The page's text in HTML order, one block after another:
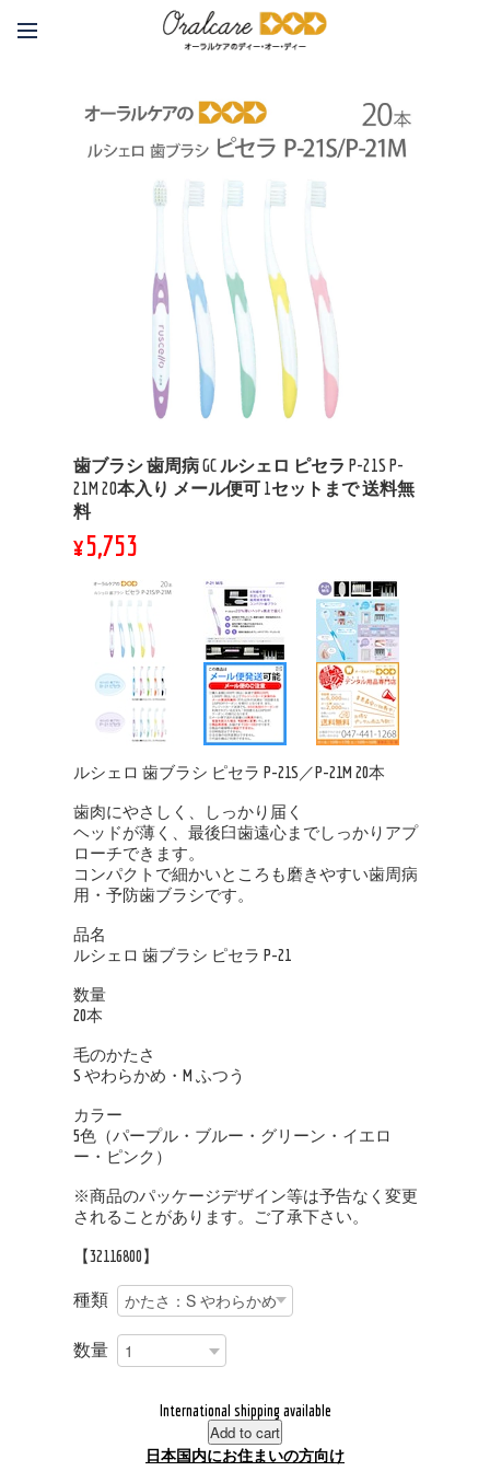
歯ブラシ 歯周病 GC ルシェロ ピセラ P-21S P-
21M 20本入り メール便可 1セットまで 送料無
料
¥5,753
ルシェロ 歯ブラシ ピセラ P-21S／P-21M 20本
歯肉にやさしく、しっかり届く
ヘッドが薄く、最後臼歯遠心までしっかりアプ
ローチできます。
コンパクトで細かいところも磨きやすい歯周病
用・予防歯ブラシです。
品名
ルシェロ 歯ブラシ ピセラ P-21
数量
20本
毛のかたさ
S やわらかめ・M ふつう
カラー
5色（パープル・ブルー・グリーン・イエロ
ー・ピンク）
※商品のパッケージデザイン等は予告なく変更
されることがあります。ご了承下さい。
【32116800】
種類
数量
International shipping available
Add to cart
日本国内にお住まいの方向け